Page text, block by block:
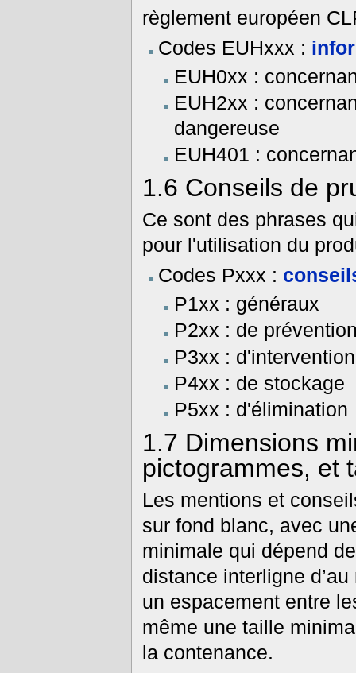
règlement européen
Codes EUHxxx :
EUH0xx :
EUH2xx :
dangereuse
EUH401 :
1.6 Conseils de
Ce sont des phrases
pour l'utilisation du
Codes Pxxx :
P1xx : généraux
P2xx : de
P3xx : d'intervention
P4xx : de stockage
P5xx : d'élimination
1.7 Dimensions
pictogrammes, et
Les mentions et
sur fond blanc, avec
minimale qui dépend
distance interligne
un espacement entre
même une taille
la contenance.